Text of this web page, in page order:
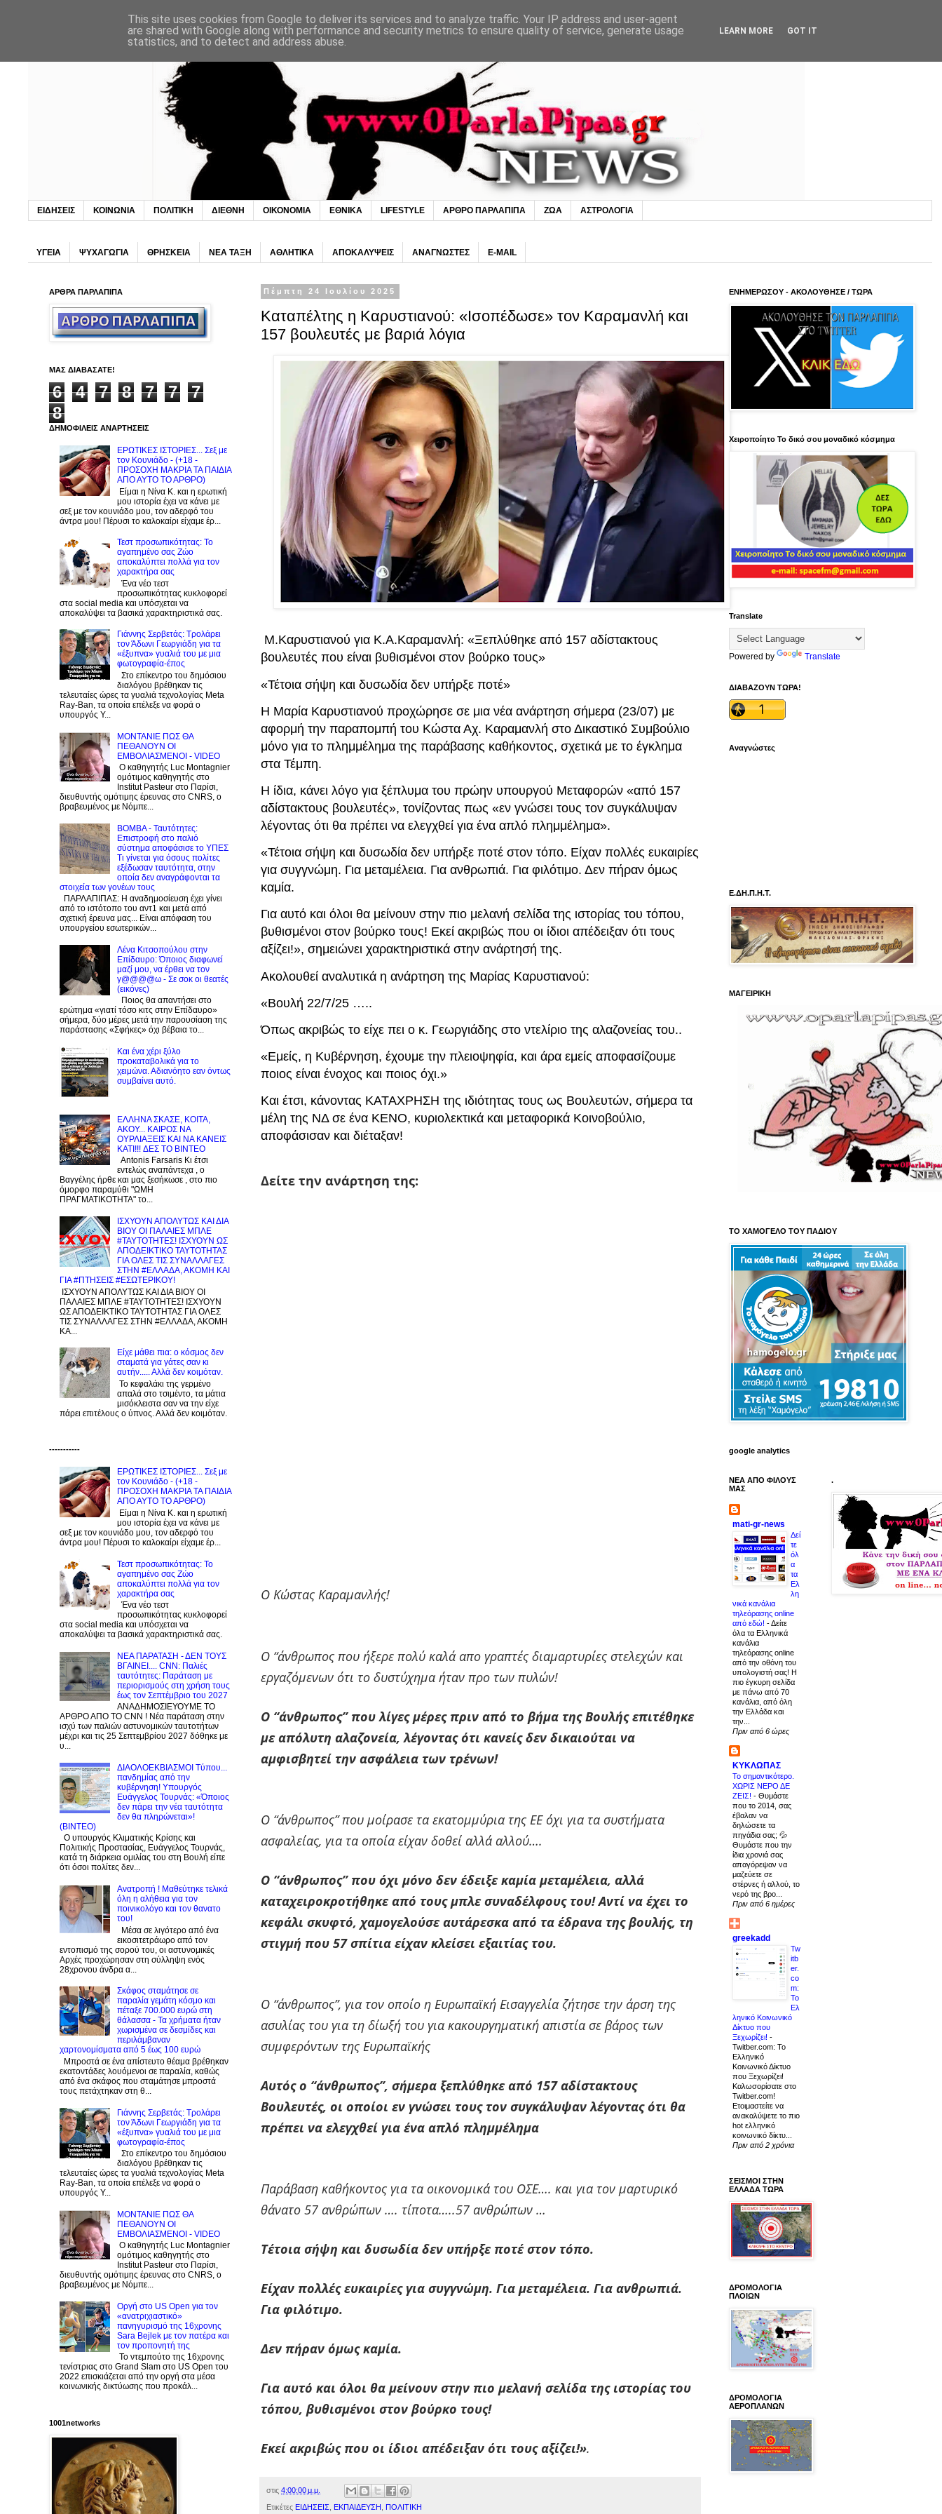
ΕΙΔΗΣΕΙΣ ΚΟΙΝΩΝΙΑ ΠΟΛΙΤΙΚΗ ΔΙΕΘΝΗ ΟΙΚΟΝΟΜΙΑ ΕΘΝΙΚΑ LIFESTYLE ΑΡΘΡΟ ΠΑΡΛΑΠΙΠΑ ΖΩΑ ΑΣΤΡΟΛΟΓΙΑ
ΥΓΕΙΑ ΨΥΧΑΓΩΓΙΑ ΘΡΗΣΚΕΙΑ ΝΕΑ ΤΑΞΗ ΑΘΛΗΤΙΚΑ ΑΠΟΚΑΛΥΨΕΙΣ ΑΝΑΓΝΩΣΤΕΣ E-MAIL
Πέμπτη 24 Ιουλίου 2025
Καταπέλτης η Καρυστιανού: «Ισοπέδωσε» τον Καραμανλή και
157 βουλευτές με βαριά λόγια
Μ.Καρυστιανού για Κ.Α.Καραμανλή: «Ξεπλύθηκε από 157 αδίστακτους
βουλευτές που είναι βυθισμένοι στον βούρκο τους»
«Τέτοια σήψη και δυσωδία δεν υπήρξε ποτέ»
Η Μαρία Καρυστιανού προχώρησε σε μια νέα ανάρτηση σήμερα (23/07) με
αφορμή την παραπομπή του Κώστα Αχ. Καραμανλή στο Δικαστικό Συμβούλιο
μόνο για το πλημμέλημα της παράβασης καθήκοντος, σχετικά με το έγκλημα
στα Τέμπη.
Η ίδια, κάνει λόγο για ξέπλυμα του πρώην υπουργού Μεταφορών «από 157
αδίστακτους βουλευτές», τονίζοντας πως «εν γνώσει τους τον συγκάλυψαν
λέγοντας ότι θα πρέπει να ελεγχθεί για ένα απλό πλημμέλημα».
«Τέτοια σήψη και δυσωδία δεν υπήρξε ποτέ στον τόπο. Είχαν πολλές ευκαιρίες
για συγγνώμη. Για μεταμέλεια. Για ανθρωπιά. Για φιλότιμο. Δεν πήραν όμως
καμία.
Για αυτό και όλοι θα μείνουν στην πιο μελανή σελίδα της ιστορίας του τόπου,
βυθισμένοι στον βούρκο τους! Εκεί ακριβώς που οι ίδιοι απέδειξαν ότι τους
αξίζει!», σημειώνει χαρακτηριστικά στην ανάρτησή της.
Ακολουθεί αναλυτικά η ανάρτηση της Μαρίας Καρυστιανού:
«Βουλή 22/7/25 …..
Όπως ακριβώς το είχε πει ο κ. Γεωργιάδης στο ντελίριο της αλαζονείας του..
«Εμείς, η Κυβέρνηση, έχουμε την πλειοψηφία, και άρα εμείς αποφασίζουμε
ποιος είναι ένοχος και ποιος όχι.»
Και έτσι, κάνοντας ΚΑΤΑΧΡΗΣΗ της ιδιότητας τους ως Βουλευτών, σήμερα τα
μέλη της ΝΔ σε ένα ΚΕΝΟ, κυριολεκτικά και μεταφορικά Κοινοβούλιο,
αποφάσισαν και διέταξαν!
Δείτε την ανάρτηση της:
Ο Κώστας Καραμανλής!
Ο “άνθρωπος που ήξερε πολύ καλά απο γραπτές διαμαρτυρίες στελεχών και
εργαζόμενων ότι το δυστύχημα ήταν προ των πυλών!
Ο “άνθρωπος” που λίγες μέρες πριν από το βήμα της Βουλής επιτέθηκε
με απόλυτη αλαζονεία, λέγοντας ότι κανείς δεν δικαιούται να
αμφισβητεί την ασφάλεια των τρένων!
Ο “άνθρωπος” που μοίρασε τα εκατομμύρια της ΕΕ όχι για τα συστήματα
ασφαλείας, για τα οποία είχαν δοθεί αλλά αλλού….
Ο “άνθρωπος” που όχι μόνο δεν έδειξε καμία μεταμέλεια, αλλά
καταχειροκροτήθηκε από τους μπλε συναδέλφους του! Αντί να έχει το
κεφάλι σκυφτό, χαμογελούσε αυτάρεσκα από τα έδρανα της βουλής, τη
στιγμή που 57 σπίτια είχαν κλείσει εξαιτίας του.
Ο “άνθρωπος”, για τον οποίο η Ευρωπαϊκή Εισαγγελία ζήτησε την άρση της
ασυλίας του για τη δίωξή του για κακουργηματική απιστία σε βάρος των
συμφερόντων της Ευρωπαϊκής
Αυτός ο “άνθρωπος”, σήμερα ξεπλύθηκε από 157 αδίστακτους
Βουλευτές, οι οποίοι εν γνώσει τους τον συγκάλυψαν λέγοντας ότι θα
πρέπει να ελεγχθεί για ένα απλό πλημμέλημα
Παράβαση καθήκοντος για τα οικονομικά του ΟΣΕ…. και για τον μαρτυρικό
θάνατο 57 ανθρώπων …. τίποτα…..57 ανθρώπων …
Τέτοια σήψη και δυσωδία δεν υπήρξε ποτέ στον τόπο.
Είχαν πολλές ευκαιρίες για συγγνώμη. Για μεταμέλεια. Για ανθρωπιά.
Για φιλότιμο.
Δεν πήραν όμως καμία.
Για αυτό και όλοι θα μείνουν στην πιο μελανή σελίδα της ιστορίας του
τόπου, βυθισμένοι στον βούρκο τους!
Εκεί ακριβώς που οι ίδιοι απέδειξαν ότι τους αξίζει!».
στις 4:00:00 μ.μ.
Ετικέτες ΕΙΔΗΣΕΙΣ, ΕΚΠΑΙΔΕΥΣΗ , ΠΟΛΙΤΙΚΗ
ΑΡΘΡΑ ΠΑΡΛΑΠΙΠΑ
ΜΑΣ ΔΙΑΒΑΣΑΤΕ!
6 4 7 8 7 7
7
8
ΔΗΜΟΦΙΛΕΙΣ ΑΝΑΡΤΗΣΕΙΣ
ΕΡΩΤΙΚΕΣ ΙΣΤΟΡΙΕΣ... Σεξ με
τον Kουνιάδο - (+18 -
ΠΡΟΣΟΧΗ ΜΑΚΡΙΑ ΤΑ ΠΑΙΔΙΑ
ΑΠΟ ΑΥΤΟ ΤΟ ΑΡΘΡΟ)
Είμαι η Νίνα Κ. και η ερωτική
μου ιστορία έχει να κάνει με
σεξ με τον κουνιάδο μου, τον αδερφό του
άντρα μου! Πέρυσι το καλοκαίρι είχαμε έρ...
Τεστ προσωπικότητας: Το
αγαπημένο σας Zώο
αποκαλύπτει πολλά για τον
χαρακτήρα σας
Ένα νέο τεστ
προσωπικότητας κυκλοφορεί
στα social media και υπόσχεται να
αποκαλύψει τα βασικά χαρακτηριστικά σας.
Γιάννης Σερβετάς: Τρολάρει
τον Άδωνι Γεωργιάδη για τα
«έξυπνα» γυαλιά του με μια
φωτογραφία-έπος
Στο επίκεντρο του δημόσιου
διαλόγου βρέθηκαν τις
τελευταίες ώρες τα γυαλιά τεχνολογίας Meta
Ray-Ban, τα οποία επέλεξε να φορά ο
υπουργός Υ...
ΜΟΝΤΑΝΙΕ ΠΩΣ ΘΑ
ΠΕΘΑΝΟΥΝ ΟΙ
ΕΜΒΟΛΙΑΣΜΕΝΟΙ - VIDEO
Ο καθηγητής Luc Montagnier
ομότιμος καθηγητής στο
Institut Pasteur στο Παρίσι,
διευθυντής ομότιμης έρευνας στο CNRS, o
βραβευμένος με Νόμπε...
BOMBA - Ταυτότητες:
Eπιστροφή στο παλιό
σύστημα αποφάσισε το ΥΠΕΣ
Τι γίνεται για όσους πολίτες
εξέδωσαν ταυτότητα, στην
οποία δεν αναγράφονται τα
στοιχεία των γονέων τους
ΠΑΡΛΑΠΙΠΑΣ: Η αναδημοσίευση έχει γίνει
από το ιστότοπο του αντ1 και μετά από
σχετική έρευνα μας... Είναι απόφαση του
υπουργείου εσωτερικών...
Λένα Κιτσοπούλου στην
Επίδαυρο: Όποιος διαφωνεί
μαζί μου, να έρθει να τον
γ@@@@ω - Σε σοκ οι θεατές
(εικόνες)
Ποιος θα απαντήσει στο
ερώτημα «γιατί τόσο κιτς στην Επίδαυρο»
σήμερα, δύο μέρες μετά την παρουσίαση της
παράστασης «Σφήκες» όχι βέβαια το...
Και ένα χέρι ξύλο
προκαταβολικά για το
χειμώνα. Αδιανόητο εαν όντως
συμβαίνει αυτό.
EΛΛΗΝΑ ΣΚΑΣΕ, ΚΟΙΤΑ,
ΑΚΟΥ... ΚΑΙΡΟΣ ΝΑ
ΟΥΡΛIAΞΕΙΣ ΚΑΙ ΝΑ ΚΑΝΕΙΣ
KATI!!! ΔΕΣ TO BINTEO
Antonis Farsaris Κι έτσι
εντελώς αναπάντεχα , ο
Βαγγέλης ήρθε και μας ξεσήκωσε , στο πιο
όμορφο παραμύθι "ΩΜΗ
ΠΡΑΓΜΑΤΙΚΟΤΗΤΑ" το...
ΙΣΧΥΟΥΝ ΑΠΟΛΥΤΩΣ ΚΑΙ ΔΙΑ
ΒΙΟΥ ΟΙ ΠΑΛΑΙΕΣ ΜΠΛΕ
#ΤΑΥΤΟΤΗΤΕΣ! ΙΣΧΥΟΥΝ ΩΣ
ΑΠΟΔΕΙΚΤΙΚΟ ΤΑΥΤΟΤΗΤΑΣ
ΓΙΑ ΟΛΕΣ ΤΙΣ ΣΥΝΑΛΛΑΓΕΣ
ΣΤΗΝ #ΕΛΛΑΔΑ, ΑΚΟΜΗ ΚΑΙ
ΓΙΑ #ΠΤΗΣΕΙΣ #ΕΣΩΤΕΡΙΚΟΥ!
ΙΣΧΥΟΥΝ ΑΠΟΛΥΤΩΣ ΚΑΙ ΔΙΑ ΒΙΟΥ ΟΙ
ΠΑΛΑΙΕΣ ΜΠΛΕ #ΤΑΥΤΟΤΗΤΕΣ! ΙΣΧΥΟΥΝ
ΩΣ ΑΠΟΔΕΙΚΤΙΚΟ ΤΑΥΤΟΤΗΤΑΣ ΓΙΑ ΟΛΕΣ
ΤΙΣ ΣΥΝΑΛΛΑΓΕΣ ΣΤΗΝ #ΕΛΛΑΔΑ, ΑΚΟΜΗ
ΚΑ...
Είχε μάθει πια: ο κόσμος δεν
σταματά για γάτες σαν κι
αυτήν..... Αλλά δεν κοιμόταν.
Το κεφαλάκι της γερμένο
απαλά στο τσιμέντο, τα μάτια
μισόκλειστα σαν να την είχε
πάρει επιτέλους ο ύπνος. Αλλά δεν κοιμόταν.
-----------
ΕΡΩΤΙΚΕΣ ΙΣΤΟΡΙΕΣ... Σεξ με
τον Kουνιάδο - (+18 -
ΠΡΟΣΟΧΗ ΜΑΚΡΙΑ ΤΑ ΠΑΙΔΙΑ
ΑΠΟ ΑΥΤΟ ΤΟ ΑΡΘΡΟ)
Είμαι η Νίνα Κ. και η ερωτική
μου ιστορία έχει να κάνει με
σεξ με τον κουνιάδο μου, τον αδερφό του
άντρα μου! Πέρυσι το καλοκαίρι είχαμε έρ...
Τεστ προσωπικότητας: Το
αγαπημένο σας Zώο
αποκαλύπτει πολλά για τον
χαρακτήρα σας
Ένα νέο τεστ
προσωπικότητας κυκλοφορεί
στα social media και υπόσχεται να
αποκαλύψει τα βασικά χαρακτηριστικά σας.
NEA ΠΑΡΑΤΑΣΗ - ΔΕΝ ΤΟΥΣ
ΒΓΑΙΝΕΙ.... CNN: Παλιές
ταυτότητες: Παράταση με
περιορισμούς στη χρήση τους
έως τον Σεπτέμβριο του 2027
ΑΝΑΔΗΜΟΣΙΕΥΟΥΜΕ ΤΟ
ΑΡΘΡΟ ΑΠΟ ΤΟ CNN ! Νέα παράταση στην
ισχύ των παλιών αστυνομικών ταυτοτήτων
μέχρι και τις 25 Σεπτεμβρίου 2027 δόθηκε με
υ...
ΔΙΑΟΛΟΕΚΒΙΑΣΜΟΙ Tύπου...
πανδημίας από την
κυβέρνηση! Υπουργός
Ευάγγελος Τουρνάς: «Όποιος
δεν πάρει την νέα ταυτότητα
δεν θα πληρώνεται»!
(BINTEO)
Ο υπουργός Κλιματικής Κρίσης και
Πολιτικής Προστασίας, Ευάγγελος Τουρνάς,
κατά τη διάρκεια ομιλίας του στη Βουλή είπε
ότι όσοι πολίτες δεν...
Ανατροπή ! Mαθεύτηκε τελικά
όλη η αλήθεια για τον
ποινικολόγο και τον θανατο
του!
Μέσα σε λιγότερο από ένα
εικοσιτετράωρο από τον
εντοπισμό της σορού του, οι αστυνομικές
Αρχές προχώρησαν στη σύλληψη ενός
28χρονου άνδρα α...
Σκάφος σταμάτησε σε
παραλία γεμάτη κόσμο και
πέταξε 700.000 ευρώ στη
θάλασσα - Τα χρήματα ήταν
χωρισμένα σε δεσμίδες και
περιλάμβαναν
χαρτονομίσματα από 5 έως 100 ευρώ
Μπροστά σε ένα απίστευτο θέαμα βρέθηκαν
εκατοντάδες λουόμενοι σε παραλία, καθώς
από ένα σκάφος που σταμάτησε μπροστά
τους πετάχτηκαν στη θ...
Γιάννης Σερβετάς: Τρολάρει
τον Άδωνι Γεωργιάδη για τα
«έξυπνα» γυαλιά του με μια
φωτογραφία-έπος
Στο επίκεντρο του δημόσιου
διαλόγου βρέθηκαν τις
τελευταίες ώρες τα γυαλιά τεχνολογίας Meta
Ray-Ban, τα οποία επέλεξε να φορά ο
υπουργός Υ...
ΜΟΝΤΑΝΙΕ ΠΩΣ ΘΑ
ΠΕΘΑΝΟΥΝ ΟΙ
ΕΜΒΟΛΙΑΣΜΕΝΟΙ - VIDEO
Ο καθηγητής Luc Montagnier
ομότιμος καθηγητής στο
Institut Pasteur στο Παρίσι,
διευθυντής ομότιμης έρευνας στο CNRS, o
βραβευμένος με Νόμπε...
Οργή στο US Open για τον
«ανατριχιαστικό»
πανηγυρισμό της 16χρονης
Sara Bejlek με τον πατέρα και
τον προπονητή της
Το ντεμπούτο της 16χρονης
τενίστριας στο Grand Slam στο US Open του
2022 επισκιάζεται από την οργή στα μέσα
κοινωνικής δικτύωσης που προκάλ...
1001networks
ΕΝΗΜΕΡΩΣΟΥ - ΑΚΟΛΟΥΘΗΣΕ / ΤΩΡΑ
Χειροποίητο Το δικό σου μοναδικό κόσμημα
Translate
Powered by Translate
ΔΙΑΒΑΖΟΥΝ ΤΩΡΑ!
Αναγνώστες
Ε.ΔΗ.Π.Η.Τ.
ΜΑΓΕΙΡΙΚΗ
ΤΟ ΧΑΜΟΓΕΛΟ ΤΟΥ ΠΑΔΙΟΥ
google analytics
ΝΕΑ ΑΠΟ ΦΙΛΟΥΣ
ΜΑΣ
mati-gr-news
Δεί
τε
όλ
α
τα
Ελ
λη
νικά κανάλια
τηλεόρασης online
από εδώ! -Δείτε
όλα τα Ελληνικά
κανάλια
τηλεόρασης online
από την οθόνη του
υπολογιστή σας! Η
πιο έγκυρη σελίδα
με πάνω από 70
κανάλια, από όλη
την Ελλάδα και
την...
Πριν από 6 ώρες
ΚΥΚΛΩΠΑΣ
Το σημαντικότερο.
ΧΩΡΙΣ ΝΕΡΟ ΔΕ
ΖΕΙΣ! - Θυμάστε
που το 2014, σας
έβαλαν να
δηλώσετε τα
πηγάδια σας; 💦
Θυμάστε που την
ίδια χρονιά σας
απαγόρεψαν να
μαζεύετε σε
στέρνες ή αλλού, το
νερό της βρο...
Πριν από 6 ημέρες
greekadd
Tw
itb
er.
co
m:
Το
Ελ
ληνικό Κοινωνικό
Δίκτυο που
Ξεχωρίζει! -
Twitber.com: Το
Ελληνικό
Κοινωνικό Δίκτυο
που Ξεχωρίζει!
Καλωσορίσατε στο
Twitber.com!
Ετοιμαστείτε να
ανακαλύψετε το πιο
hot ελληνικό
κοινωνικό δίκτυ...
Πριν από 2 χρόνια
ΣΕΙΣΜΟΙ ΣΤΗΝ
ΕΛΛΑΔΑ ΤΩΡΑ
ΔΡΟΜΟΛΟΓΙΑ
ΠΛΟΙΩΝ
ΔΡΟΜΟΛΟΓΙΑ
ΑΕΡΟΠΛΑΝΩΝ
.
This site uses cookies from Google to deliver its services and to analyze traffic. Your IP address and user-agent
are shared with Google along with performance and security metrics to ensure quality of service, generate usage
statistics, and to detect and address abuse.
LEARN MORE GOT IT